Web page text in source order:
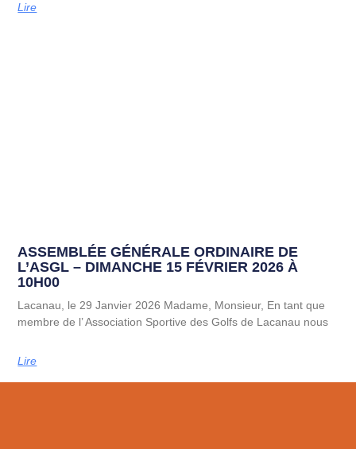
Lire
ASSEMBLÉE GÉNÉRALE ORDINAIRE DE
L’ASGL – DIMANCHE 15 FÉVRIER 2026 À
10H00
Lacanau, le 29 Janvier 2026 Madame, Monsieur, En tant que
membre de l’ Association Sportive des Golfs de Lacanau nous
Lire